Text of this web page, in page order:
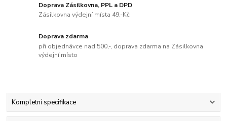
Doprava Zásilkovna, PPL a DPD
Zásilkovna výdejní místa 49,-Kč
Doprava zdarma
při objednávce nad 500,-, doprava zdarma na Zásilkovna
výdejní místo
Kompletní specifikace